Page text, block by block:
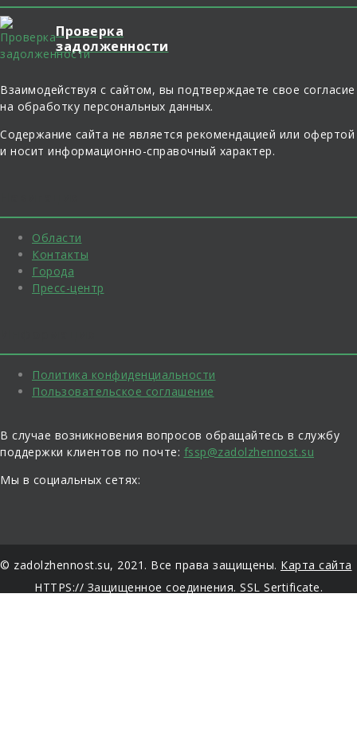
Проверка
задолженности
Взаимодействуя с сайтом, вы подтверждаете свое согласие
на обработку персональных данных.
Содержание сайта не является рекомендацией или офертой
и носит информационно-справочный характер.
Области
Контакты
Города
Пресс-центр
Политика конфиденциальности
Пользовательское соглашение
В случае возникновения вопросов обращайтесь в службу
поддержки клиентов по почте: fssp@zadolzhennost.su
Мы в социальных сетях:
© zadolzhennost.su, 2021. Все права защищены. Карта сайта
HTTPS:// Защищенное соединения. SSL Sertificate.